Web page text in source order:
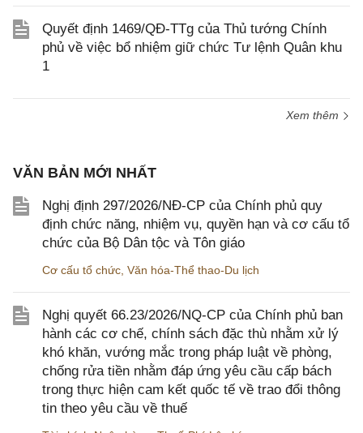
Quyết định 1469/QĐ-TTg của Thủ tướng Chính
phủ về việc bổ nhiệm giữ chức Tư lệnh Quân khu
1
Xem thêm
VĂN BẢN MỚI NHẤT
Nghị định 297/2026/NĐ-CP của Chính phủ quy
định chức năng, nhiệm vụ, quyền hạn và cơ cấu tổ
chức của Bộ Dân tộc và Tôn giáo
Cơ cấu tổ chức Văn hóa-Thể thao-Du lịch
Nghị quyết 66.23/2026/NQ-CP của Chính phủ ban
hành các cơ chế, chính sách đặc thù nhằm xử lý
khó khăn, vướng mắc trong pháp luật về phòng,
chống rửa tiền nhằm đáp ứng yêu cầu cấp bách
trong thực hiện cam kết quốc tế về trao đổi thông
tin theo yêu cầu về thuế